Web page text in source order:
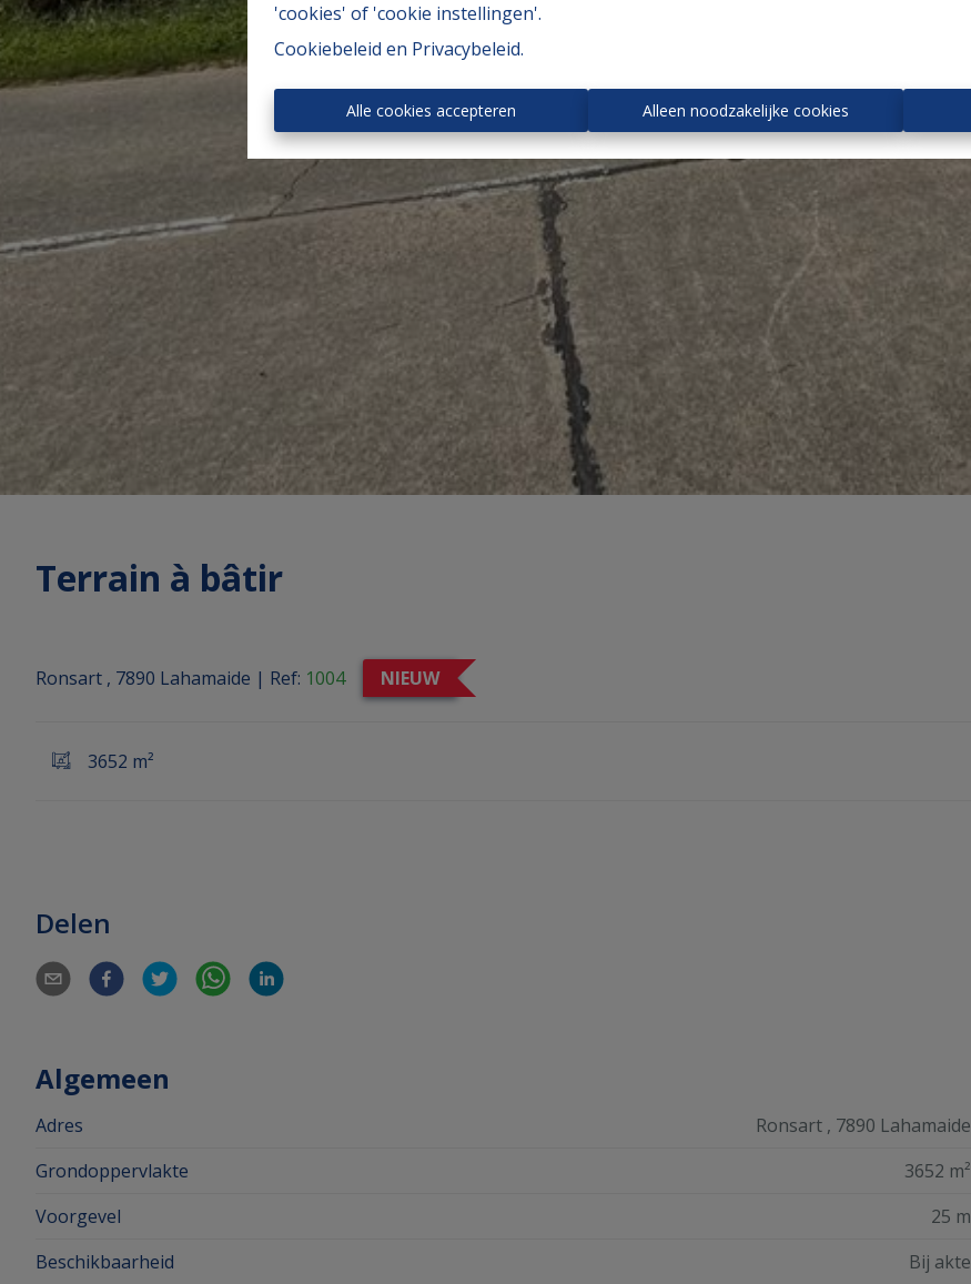
'cookies' of 'cookie instellingen'.
Cookiebeleid en Privacybeleid.
Alle cookies accepteren Alleen noodzakelijke cookies
Terrain à bâtir
Ronsart , 7890 Lahamaide | Ref: 1004 NIEUW
3652 m²
Delen
Algemeen
Adres
Ronsart , 7890 Lahamaide
Grondoppervlakte
3652 m²
Voorgevel
25 m
Beschikbaarheid
Bij akte